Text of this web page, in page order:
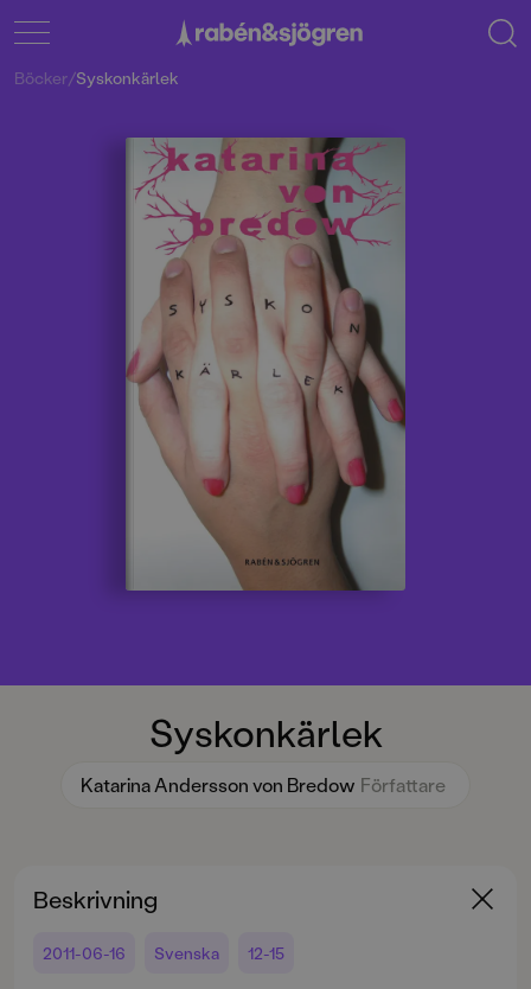
Syskonkärlek
Katarina Andersson von Bredow Författare
Böcker/Syskonkärlek
Beskrivning
2011-06-16 Svenska 12-15